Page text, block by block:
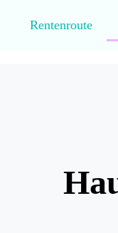
Rentenroute